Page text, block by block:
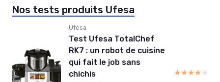
Nos tests produits Ufesa
Ufesa
Test Ufesa TotalChef
RK7 : un robot de cuisine
qui fait le job sans
chichis
★★★★★
★★★★★